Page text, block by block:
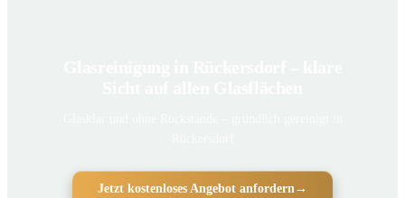
Jetzt kostenloses Angebot anfordern→